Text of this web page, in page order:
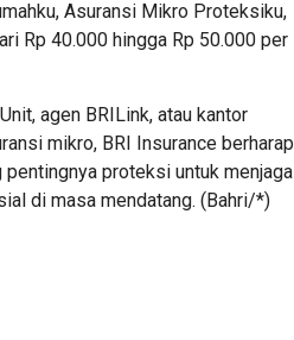
Asuransi Mikro Proteksiku,
Rp 40.000 hingga Rp 50.000 per
agen BRILink, atau kantor
mikro, BRI Insurance berharap
proteksi untuk menjaga
di masa mendatang. (Bahri/*)